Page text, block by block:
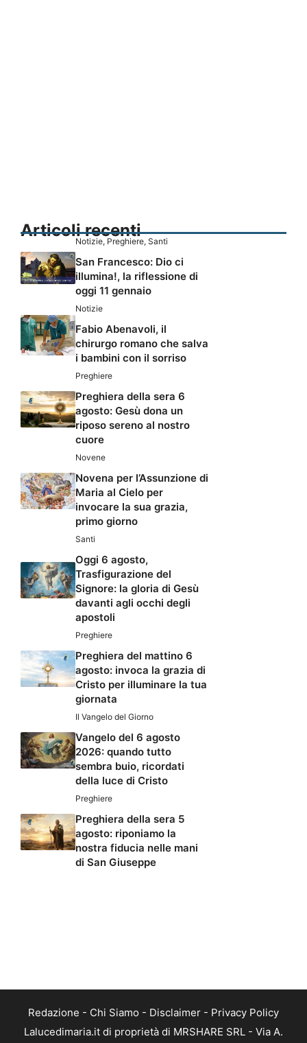
Articoli recenti
Notizie, Preghiere, Santi
San Francesco: Dio ci
illumina!, la riflessione di
oggi 11 gennaio
Notizie
Fabio Abenavoli, il
chirurgo romano che salva
i bambini con il sorriso
Preghiere
Preghiera della sera 6
agosto: Gesù dona un
riposo sereno al nostro
cuore
Novene
Novena per l’Assunzione di
Maria al Cielo per
invocare la sua grazia,
primo giorno
Santi
Oggi 6 agosto,
Trasfigurazione del
Signore: la gloria di Gesù
davanti agli occhi degli
apostoli
Preghiere
Preghiera del mattino 6
agosto: invoca la grazia di
Cristo per illuminare la tua
giornata
Il Vangelo del Giorno
Vangelo del 6 agosto
2026: quando tutto
sembra buio, ricordati
della luce di Cristo
Preghiere
Preghiera della sera 5
agosto: riponiamo la
nostra fiducia nelle mani
di San Giuseppe
Redazione - Chi Siamo - Disclaimer - Privacy Policy
Lalucedimaria.it di proprietà di MRSHARE SRL - Via A.